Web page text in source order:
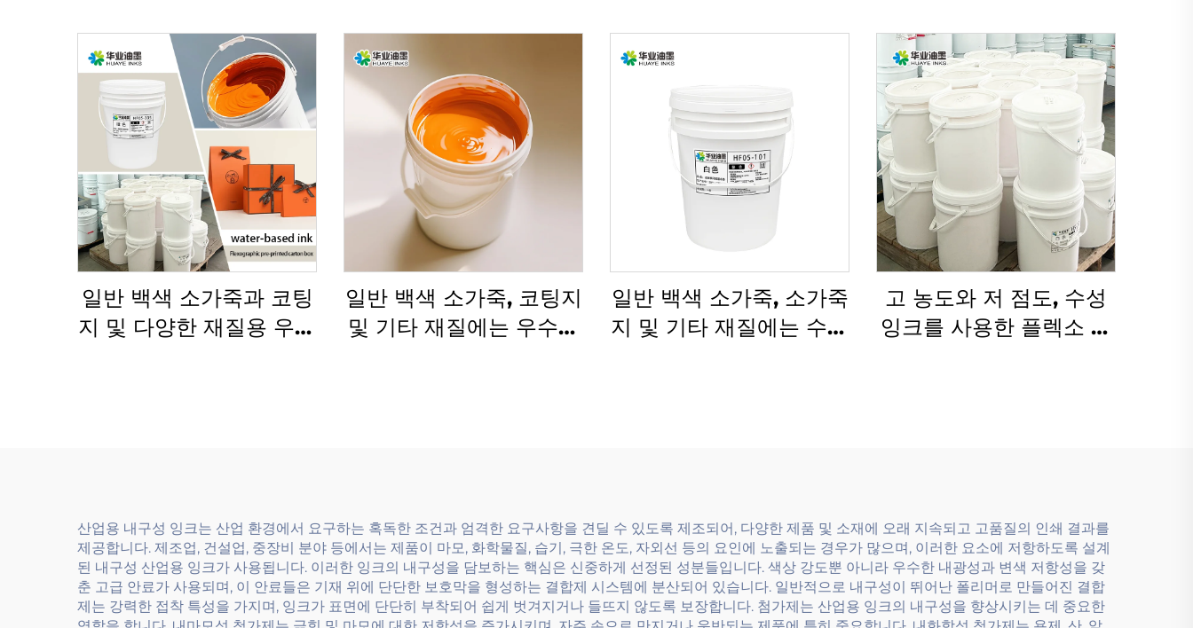
일반 백색 소가죽과 코팅
지 및 다양한 재질용 우수
일반 백색 소가죽, 코팅지
및 기타 재질에는 우수한
일반 백색 소가죽, 소가죽
지 및 기타 재질에는 수성
고 농도와 저 점도, 수성
잉크를 사용한 플렉소 인
산업용 내구성 잉크는 산업 환경에서 요구하는 혹독한 조건과 엄격한 요구사항을 견딜 수 있도록 제조되어, 다양한 제품 및 소재에 오래 지속되고 고품질의 인쇄 결과를
제공합니다. 제조업, 건설업, 중장비 분야 등에서는 제품이 마모, 화학물질, 습기, 극한 온도, 자외선 등의 요인에 노출되는 경우가 많으며, 이러한 요소에 저항하도록 설계
된 내구성 산업용 잉크가 사용됩니다. 이러한 잉크의 내구성을 담보하는 핵심은 신중하게 선정된 성분들입니다. 색상 강도뿐 아니라 우수한 내광성과 변색 저항성을 갖
춘 고급 안료가 사용되며, 이 안료들은 기재 위에 단단한 보호막을 형성하는 결합제 시스템에 분산되어 있습니다. 일반적으로 내구성이 뛰어난 폴리머로 만들어진 결합
제는 강력한 접착 특성을 가지며, 잉크가 표면에 단단히 부착되어 쉽게 벗겨지거나 들뜨지 않도록 보장합니다. 첨가제는 산업용 잉크의 내구성을 향상시키는 데 중요한